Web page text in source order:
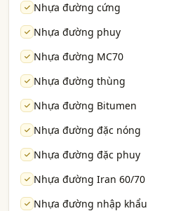
Nhựa đường cứng
Nhựa đường phuy
Nhựa đường MC70
Nhựa đường thùng
Nhựa đường Bitumen
Nhựa đường đặc nóng
Nhựa đường đặc phuy
Nhựa đường Iran 60/70
Nhựa đường nhập khẩu